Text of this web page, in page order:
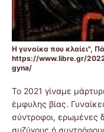
Η γυναίκα που κλαίει",
https://www.libre.gr/
gyna/
Το 2021 γίναμε
έμφυλης βίας.
σύντροφοι, ερωμένες
συζύγους ή